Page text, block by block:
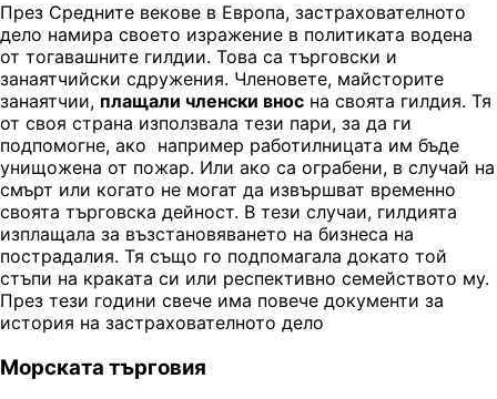
През Средните векове в Европа, застрахователното
дело намира своето изражение в политиката водена
от тогавашните гилдии. Това са търговски и
занаятчийски сдружения. Членовете, майсторите
занаятчии, плащали членски внос на своята гилдия. Тя
от своя страна използвала тези пари, за да ги
подпомогне, ако например работилницата им бъде
унищожена от пожар. Или ако са ограбени, в случай на
смърт или когато не могат да извършват временно
своята търговска дейност. В тези случаи, гилдията
изплащала за възстановяването на бизнеса на
пострадалия. Тя също го подпомагала докато той
стъпи на краката си или респективно семейството му.
През тези години свече има повече документи за
история на застрахователното дело
Морската търговия